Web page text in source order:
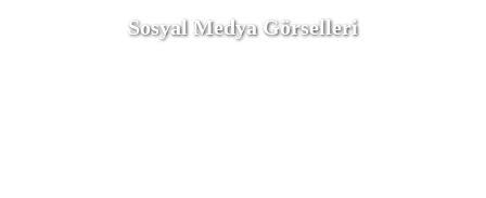
Sosyal Medya Görselleri